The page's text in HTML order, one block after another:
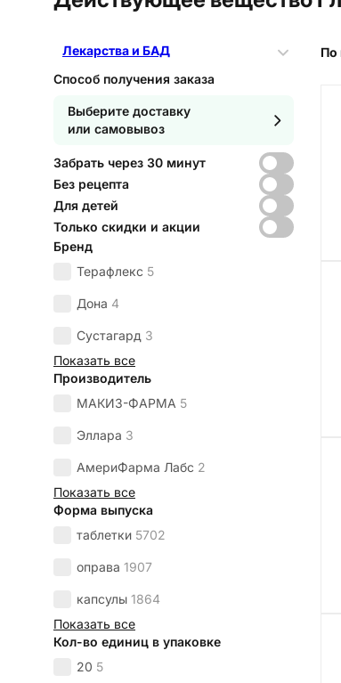
Лекарства и БАД
Способ получения заказа
Выберите доставку
или самовывоз
Забрать через 30 минут
Без рецепта
Для детей
Только скидки и акции
Бренд
Терафлекс 5
Дона 4
Сустагард 3
Показать все
Производитель
МАКИЗ-ФАРМА 5
Эллара 3
АмериФарма Лабс 2
Показать все
Форма выпуска
таблетки 5702
оправа 1907
капсулы 1864
Показать все
Кол-во единиц в упаковке
20 5
По